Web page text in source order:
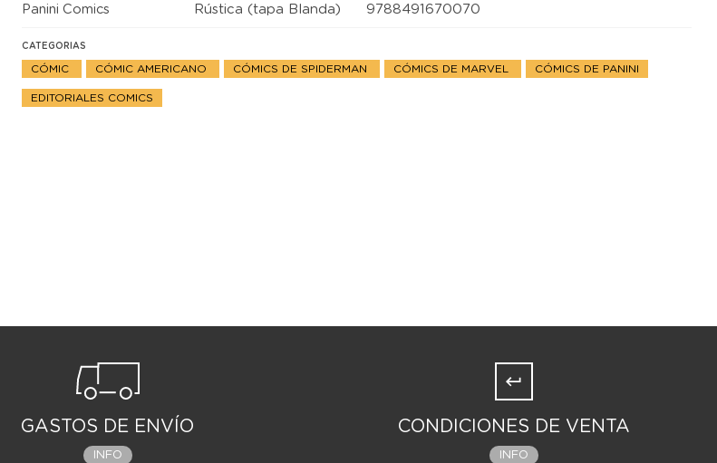
Panini Comics Rústica (tapa Blanda) 9788491670070
CATEGORIAS
CÓMIC CÓMIC AMERICANO CÓMICS DE SPIDERMAN CÓMICS DE MARVEL CÓMICS DE PANINI
EDITORIALES COMICS
GASTOS DE ENVÍO
INFO
CONDICIONES DE VENTA
INFO